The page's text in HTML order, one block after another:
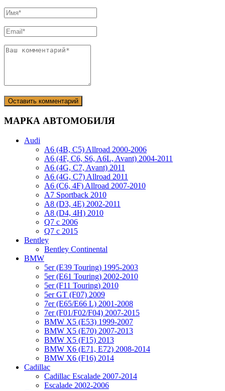
МАРКА АВТОМОБИЛЯ
Audi
A6 (4B, C5) Allroad 2000-2006
A6 (4F, C6, S6, A6L, Avant) 2004-2011
A6 (4G, C7, Avant) 2011
A6 (4G, C7) Allroad 2011
A6 (C6, 4F) Allroad 2007-2010
A7 Sportback 2010
A8 (D3, 4E) 2002-2011
A8 (D4, 4H) 2010
Q7 с 2006
Q7 с 2015
Bentley
Bentley Continental
BMW
5er (E39 Touring) 1995-2003
5er (E61 Touring) 2002-2010
5er (F11 Touring) 2010
5er GT (F07) 2009
7er (E65/E66 L) 2001-2008
7er (F01/F02/F04) 2007-2015
BMW X5 (E53) 1999-2007
BMW X5 (E70) 2007-2013
BMW X5 (F15) 2013
BMW X6 (E71, E72) 2008-2014
BMW X6 (F16) 2014
Cadillac
Cadillac Escalade 2007-2014
Escalade 2002-2006